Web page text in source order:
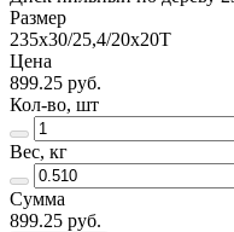
Размер
235х30/25,4/20х20Т
Цена
899.25 руб.
Кол-во, шт
Вес, кг
Сумма
899.25 руб.